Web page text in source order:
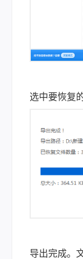
选中要恢复
导出完成。